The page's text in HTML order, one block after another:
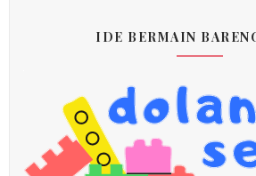
IDE BERMAIN